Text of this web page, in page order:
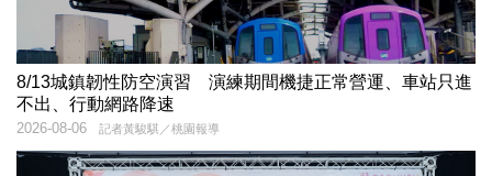
8/13城鎮韌性防空演習 演練期間機捷正常營運、車站只進
不出、行動網路降速
記者黃駿騏／桃園報導
2026-08-06